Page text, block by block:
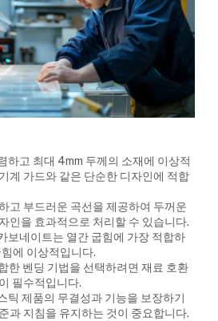
하고 최대 4mm 두께의 소재에 이상적
계 가드와 같은 단순한 디자인에 적합
고 부드러운 곡선을 제공하여 두꺼운
인을 효과적으로 처리할 수 있습니다.
보네이트는 열간 굽힘에 가장 적합하
에 이상적입니다.
한 벤딩 기법을 선택하려면 재료 호환
필수적입니다.
틱 제품의 무결성과 기능을 보장하기
과 지침을 유지하는 것이 중요합니다.